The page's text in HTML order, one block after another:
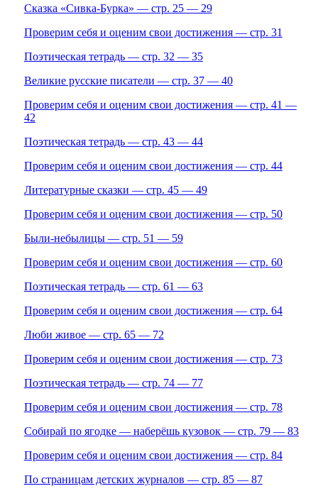
Сказка «Сивка-Бурка» — стр. 25 — 29
Проверим себя и оценим свои достижения — стр. 31
Поэтическая тетрадь — стр. 32 — 35
Великие русские писатели — стр. 37 — 40
Проверим себя и оценим свои достижения — стр. 41 —
42
Поэтическая тетрадь — стр. 43 — 44
Проверим себя и оценим свои достижения — стр. 44
Литературные сказки — стр. 45 — 49
Проверим себя и оценим свои достижения — стр. 50
Были-небылицы — стр. 51 — 59
Проверим себя и оценим свои достижения — стр. 60
Поэтическая тетрадь — стр. 61 — 63
Проверим себя и оценим свои достижения — стр. 64
Люби живое — стр. 65 — 72
Проверим себя и оценим свои достижения — стр. 73
Поэтическая тетрадь — стр. 74 — 77
Проверим себя и оценим свои достижения — стр. 78
Собирай по ягодке — наберёшь кузовок — стр. 79 — 83
Проверим себя и оценим свои достижения — стр. 84
По страницам детских журналов — стр. 85 — 87